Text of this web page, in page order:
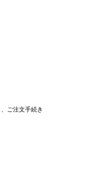
ご注文手続き